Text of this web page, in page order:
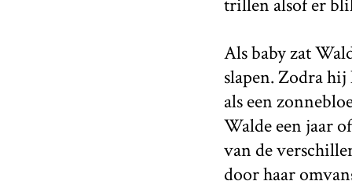
trillen alsof er
Als baby zat
slapen. Zodra
als een
Walde een jaar
van de
door haar